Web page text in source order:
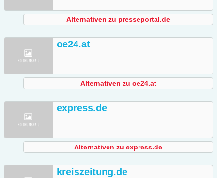
Alternativen zu presseportal.de
oe24.at
Alternativen zu oe24.at
express.de
Alternativen zu express.de
kreiszeitung.de